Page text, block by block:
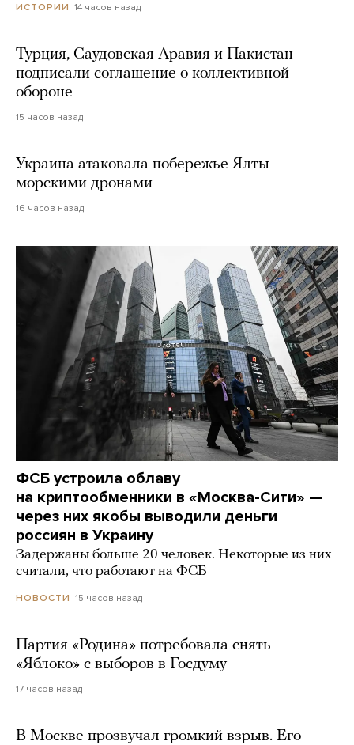
ИСТОРИИ 14 часов назад
Турция, Саудовская Аравия и Пакистан
подписали соглашение о коллективной
обороне
15 часов назад
Украина атаковала побережье Ялты
морскими дронами
16 часов назад
ФСБ устроила облаву
на криптообменники в «Москва-Сити» —
через них якобы выводили деньги
россиян в Украину
Задержаны больше 20 человек. Некоторые из них
считали, что работают на ФСБ
НОВОСТИ 15 часов назад
Партия «Родина» потребовала снять
«Яблоко» с выборов в Госдуму
17 часов назад
В Москве прозвучал громкий взрыв. Его